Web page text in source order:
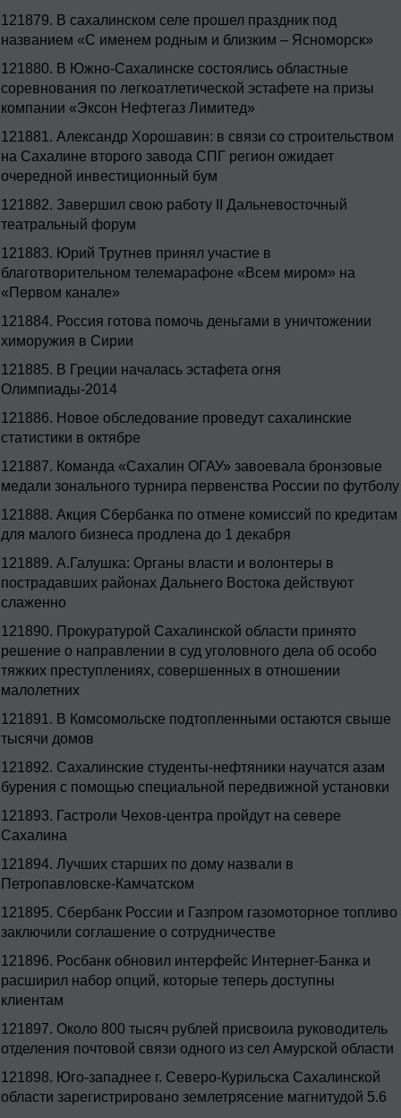
121879. В сахалинском селе прошел праздник под
названием «С именем родным и близким – Ясноморск»
121880. В Южно-Сахалинске состоялись областные
соревнования по легкоатлетической эстафете на призы
компании «Эксон Нефтегаз Лимитед»
121881. Александр Хорошавин: в связи со строительством
на Сахалине второго завода СПГ регион ожидает
очередной инвестиционный бум
121882. Завершил свою работу II Дальневосточный
театральный форум
121883. Юрий Трутнев принял участие в
благотворительном телемарафоне «Всем миром» на
«Первом канале»
121884. Россия готова помочь деньгами в уничтожении
химоружия в Сирии
121885. В Греции началась эстафета огня
Олимпиады-2014
121886. Новое обследование проведут сахалинские
статистики в октябре
121887. Команда «Сахалин ОГАУ» завоевала бронзовые
медали зонального турнира первенства России по футболу
121888. Акция Сбербанка по отмене комиссий по кредитам
для малого бизнеса продлена до 1 декабря
121889. А.Галушка: Органы власти и волонтеры в
пострадавших районах Дальнего Востока действуют
слаженно
121890. Прокуратурой Сахалинской области принято
решение о направлении в суд уголовного дела об особо
тяжких преступлениях, совершенных в отношении
малолетних
121891. В Комсомольске подтопленными остаются свыше
тысячи домов
121892. Сахалинские студенты-нефтяники научатся азам
бурения с помощью специальной передвижной установки
121893. Гастроли Чехов-центра пройдут на севере
Сахалина
121894. Лучших старших по дому назвали в
Петропавловске-Камчатском
121895. Сбербанк России и Газпром газомоторное топливо
заключили соглашение о сотрудничестве
121896. Росбанк обновил интерфейс Интернет-Банка и
расширил набор опций, которые теперь доступны
клиентам
121897. Около 800 тысяч рублей присвоила руководитель
отделения почтовой связи одного из сел Амурской области
121898. Юго-западнее г. Северо-Курильска Сахалинской
области зарегистрировано землетрясение магнитудой 5.6